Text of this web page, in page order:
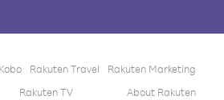
Rakuten Travel
Rakuten Marketing
Rakuten TV About Rakuten